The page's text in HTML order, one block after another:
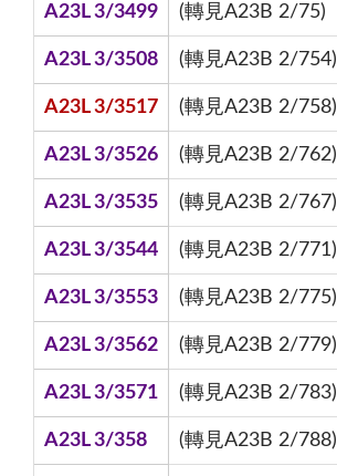
A23L 3/3499 (轉見A23B 2/75)
A23L 3/3508 (轉見A23B 2/754)
A23L 3/3517 (轉見A23B 2/758)
A23L 3/3526 (轉見A23B 2/762)
A23L 3/3535 (轉見A23B 2/767)
A23L 3/3544 (轉見A23B 2/771)
A23L 3/3553 (轉見A23B 2/775)
A23L 3/3562 (轉見A23B 2/779)
A23L 3/3571 (轉見A23B 2/783)
A23L 3/358 (轉見A23B 2/788)